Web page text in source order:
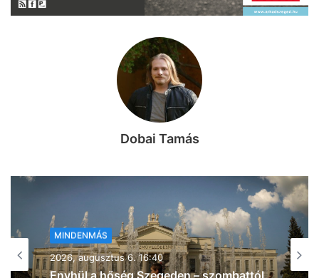
Dobai Tamás
MINDENMÁS
2026, augusztus 6. 15:42